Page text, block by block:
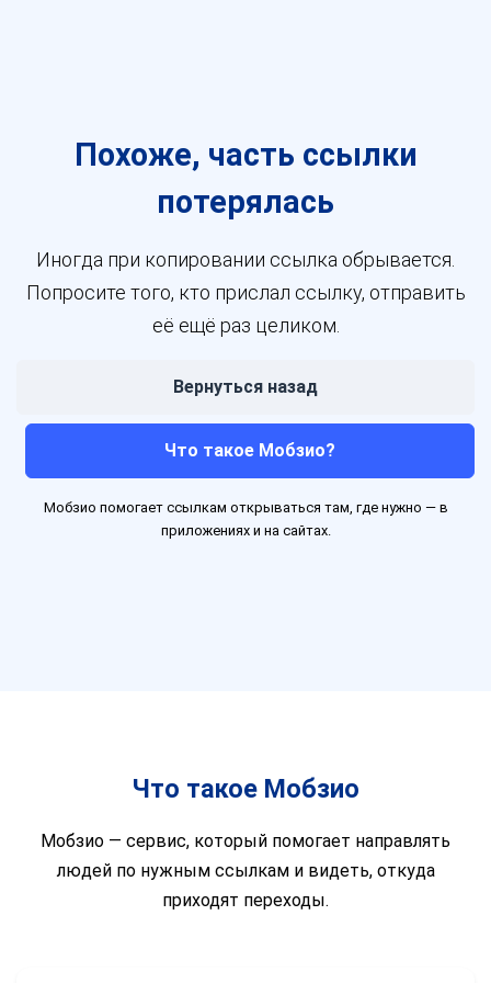
Похоже, часть ссылки
потерялась
Иногда при копировании ссылка обрывается.
Попросите того, кто прислал ссылку, отправить
её ещё раз целиком.
Вернуться назад
Что такое Мобзио?
Мобзио помогает ссылкам открываться там, где нужно — в
приложениях и на сайтах.
Что такое Мобзио
Мобзио — сервис, который помогает направлять
людей по нужным ссылкам и видеть, откуда
приходят переходы.